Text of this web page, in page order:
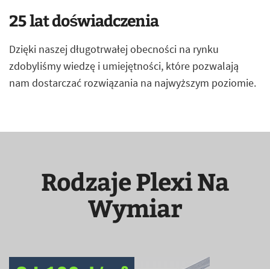
25 lat doświadczenia
Dzięki naszej długotrwałej obecności na rynku
zdobyliśmy wiedzę i umiejętności, które pozwalają
nam dostarczać rozwiązania na najwyższym poziomie.
Rodzaje Plexi Na
Wymiar